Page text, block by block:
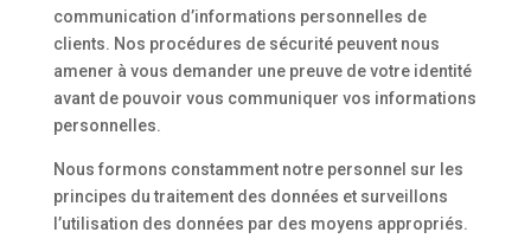
communication d’informations personnelles de
clients. Nos procédures de sécurité peuvent nous
amener à vous demander une preuve de votre identité
avant de pouvoir vous communiquer vos informations
personnelles.
Nous formons constamment notre personnel sur les
principes du traitement des données et surveillons
l’utilisation des données par des moyens appropriés.